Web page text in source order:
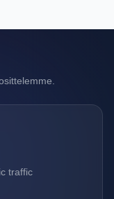
traffic